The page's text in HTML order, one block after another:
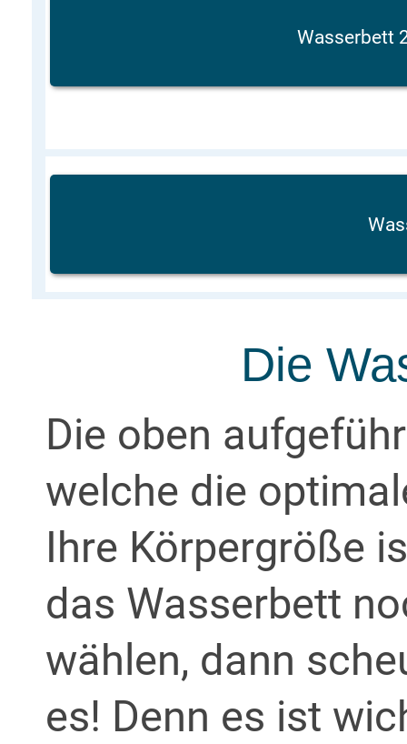
Wasserbett
Die
Die oben
welche die
Ihre Körpergröße
das Wasserbett
wählen, dann
es! Denn es ist